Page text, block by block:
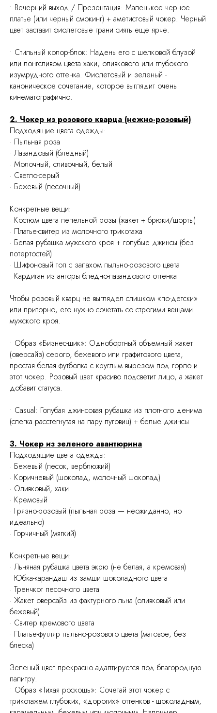
• Вечерний выход / Презентация: Маленькое черное
платье (или черный смокинг) + аметистовый чокер. Черный
цвет заставит фиолетовые грани сиять еще ярче.
• Стильный колор-блок: Надень его с шелковой блузой
или лонгсливом цвета хаки, оливкового или глубокого
изумрудного оттенка. Фиолетовый и зеленый -
каноническое сочетание, которое выглядит очень
кинематографично.
2. Чокер из розового кварца (нежно-розовый)
Подходящие цвета одежды:
· Пыльная роза
· Лавандовый (бледный)
· Молочный, сливочный, белый
· Светло-серый
· Бежевый (песочный)
Конкретные вещи:
· Костюм цвета пепельной розы (жакет + брюки/шорты)
· Платье-свитер из молочного трикотажа
· Белая рубашка мужского кроя + голубые джинсы (без
потертостей)
· Шифоновый топ с запахом пыльно-розового цвета
· Кардиган из ангоры бледно-лавандового оттенка
Чтобы розовый кварц не выглядел слишком «по-детски»
или приторно, его нужно сочетать со строгими вещами
мужского кроя.
• Образ «Бизнес-шик»: Однобортный объемный жакет
(оверсайз) серого, бежевого или графитового цвета,
простая белая футболка с круглым вырезом под горло и
этот чокер. Розовый цвет красиво подсветит лицо, а жакет
добавит статуса.
• Casual: Голубая джинсовая рубашка из плотного денима
(слегка расстегнутая на пару пуговиц) + белые джинсы
3. Чокер из зеленого авантюрина
Подходящие цвета одежды:
· Бежевый (песок, верблюжий)
· Коричневый (шоколад, молочный шоколад)
· Оливковый, хаки
· Кремовый
· Грязно-розовый (пыльная роза — неожиданно, но
идеально)
· Горчичный (мягкий)
Конкретные вещи:
· Льняная рубашка цвета экрю (не белая, а кремовая)
· Юбка-карандаш из замши шоколадного цвета
· Тренчкот песочного цвета
· Жакет оверсайз из фактурного льна (оливковый или
бежевый)
· Свитер кремового цвета
· Платье-футляр пыльно-розового цвета (матовое, без
блеска)
Зеленый цвет прекрасно адаптируется под благородную
палитру.
• Образ «Тихая роскошь»: Сочетай этот чокер с
трикотажем глубоких, «дорогих» оттенков - шоколадным,